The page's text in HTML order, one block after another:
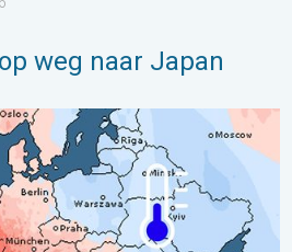
weg naar Japan
juli. Tweedeling Europa. . .